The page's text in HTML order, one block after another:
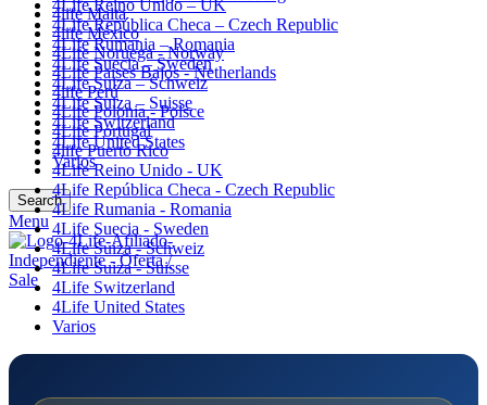
4Life Reino Unido – UK
4Life República Checa – Czech Republic
4Life Rumania – Romania
4Life Suecia – Sweden
4Life Suiza – Schweiz
4Life Suiza – Suisse
4Life Switzerland
4Life United States
Varios
Search
Menu
4life Malta
4life México
4Life Noruega - Norway
4Life Paises Bajos - Netherlands
4life Perú
4Life Polonia - Polsce
4Life Portugal
4life Puerto Rico
4Life Reino Unido - UK
4Life República Checa - Czech Republic
4Life Rumania - Romania
4Life Suecia - Sweden
4Life Suiza - Schweiz
4Life Suiza - Suisse
4Life Switzerland
4Life United States
Varios